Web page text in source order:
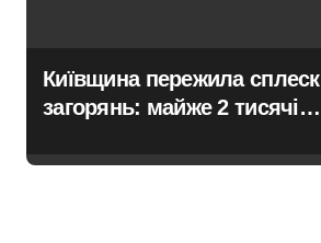
Київщина пережила сплеск
загорянь: майже 2 тисячі
екосистемах